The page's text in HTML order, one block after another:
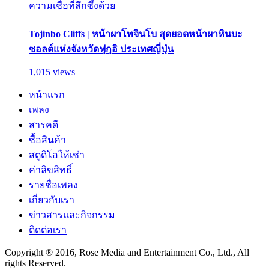
ความเชื่อที่ลึกซึ้งด้วย
Tojinbo Cliffs | หน้าผาโทจินโบ สุดยอดหน้าผาหินบะ
ซอลต์แห่งจังหวัดฟุกุอิ ประเทศญี่ปุ่น
1,015 views
หน้าแรก
เพลง
สารคดี
ซื้อสินค้า
สตูดิโอให้เช่า
ค่าลิขสิทธิ์
รายชื่อเพลง
เกี่ยวกับเรา
ข่าวสารและกิจกรรม
ติดต่อเรา
Copyright ® 2016, Rose Media and Entertainment Co., Ltd., All
rights Reserved.